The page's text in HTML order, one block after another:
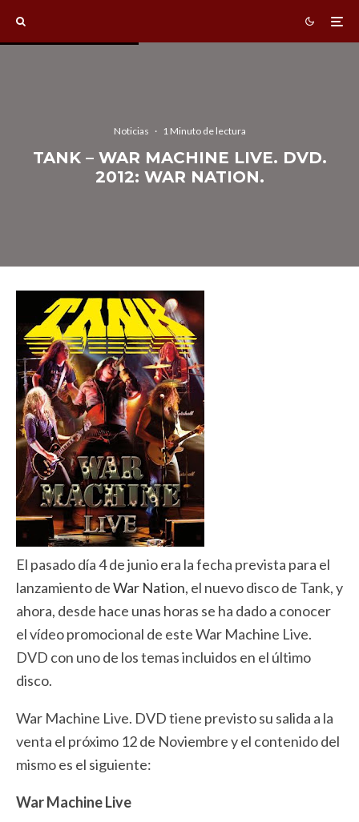
Noticias · 1 Minuto de lectura
TANK – WAR MACHINE LIVE. DVD.
2012: WAR NATION.
El pasado día 4 de junio era la fecha prevista para el
lanzamiento deWar Nation, el nuevo disco de Tank, y
ahora, desde hace unas horas se ha dado a conocer
el vídeo promocional de este War Machine Live.
DVD con uno de los temas incluidos en el último
disco.
War Machine Live. DVD tiene previsto su salida a la
venta el próximo 12 de Noviembre y el contenido del
mismo es el siguiente:
War Machine Live